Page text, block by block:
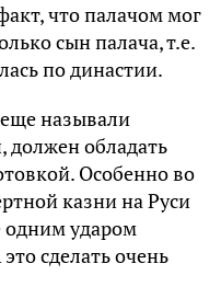
что палачом мог
сын палача, т.е.
по династии.
еще называли
должен обладать
Особенно во
казни на Руси
одним ударом
сделать очень